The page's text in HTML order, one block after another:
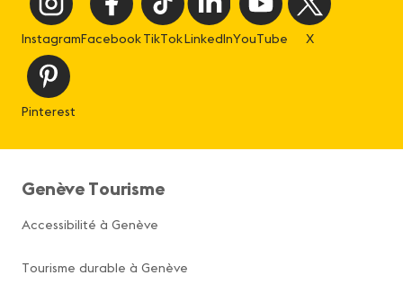
InstagramFacebookTikTokLinkedInYouTube X
Pinterest
Genève Tourisme
Accessibilité à Genève
Tourisme durable à Genève